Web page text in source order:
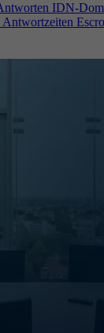
IDN-
Antwortzeiten